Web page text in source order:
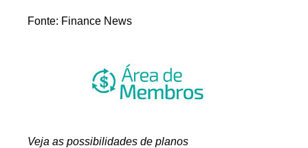
Fonte: Finance News
Veja as possibilidades de planos